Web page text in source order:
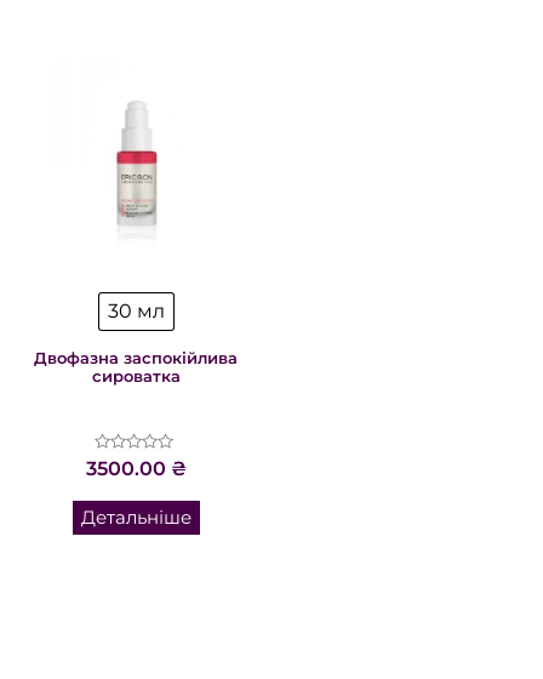
30 мл
Двофазна заспокійлива
сироватка
Оцінено
в
5
3500.00 ₴
Детальніше